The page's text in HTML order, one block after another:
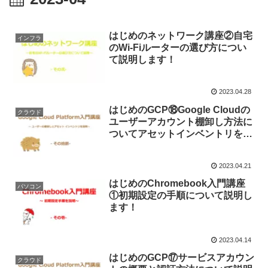
インフラ
はじめのネットワーク講座②自宅
のWi-Fiルーターの選び方につい
て説明します！
2023.04.28
クラウド
はじめのGCP⑱Google Cloudの
ユーザーアカウント棚卸し方法に
ついてアセットインベントリを使
2023.04.21
パソコン
はじめのChromebook入門講座
①初期設定の手順について説明し
ます！
2023.04.14
クラウド
はじめのGCP⑰サービスアカウン